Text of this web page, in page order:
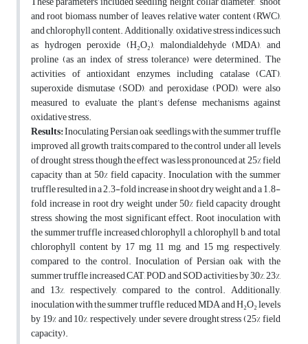
and root biomass, number of leaves, relative water content (RWC),
and chlorophyll content. Additionally, oxidative stress indices such
as hydrogen peroxide (H₂O₂), malondialdehyde (MDA), and
proline (as an index of stress tolerance) were determined. The
activities of antioxidant enzymes, including catalase (CAT),
superoxide dismutase (SOD), and peroxidase (POD), were also
measured to evaluate the plant’s defense mechanisms against
oxidative stress.
Results:Inoculating Persian oak seedlings with the summer truffle
improved all growth traits compared to the control under all levels
of drought stress, though the effect was less pronounced at 25% field
capacity than at 50% field capacity. Inoculation with the summer
truffle resulted in a 2.3-fold increase in shoot dry weight and a 1.8-
fold increase in root dry weight under 50% field capacity drought
stress, showing the most significant effect. Root inoculation with
the summer truffle increased chlorophyll a, chlorophyll b, and total
chlorophyll content by 17 mg, 11 mg, and 15 mg, respectively,
compared to the control. Inoculation of Persian oak with the
summer truffle increased CAT, POD, and SOD activities by 30%, 23%,
and 13%, respectively, compared to the control. Additionally,
inoculation with the summer truffle reduced MDA and H₂O₂ levels
by 19% and 10%, respectively, under severe drought stress (25% field
capacity).